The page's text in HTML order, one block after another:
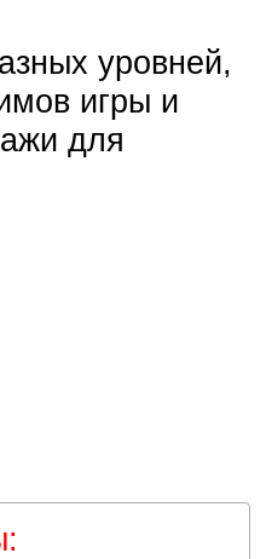
уровней,
игры и
для